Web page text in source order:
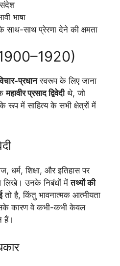
संदेश
भाषा
साथ प्रेरणा देने की क्षमता
प्रधानस्वरूप के लिए जाना
महावीर प्रसाद द्विवेदीथे, जो
में साहित्य के सभी क्षेत्रों में
धर्म, शिक्षा, और इतिहास पर
लिखे। उनके निबंधों मेंतथ्यों की
तो है, किंतु भावनात्मक आत्मीयता
कारण वे कभी-कभी केवल
हैं।